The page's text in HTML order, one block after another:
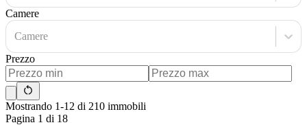
Camere
Camere
Prezzo
Mostrando 1-12 di 210 immobili
Pagina 1 di 18